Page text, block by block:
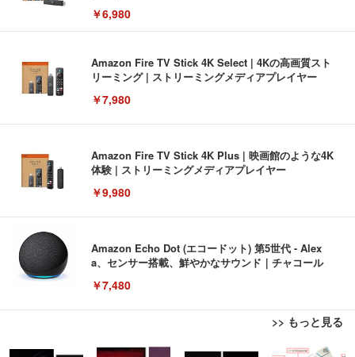
￥6,980
Amazon Fire TV Stick 4K Select | 4Kの高画質スト
リーミング | ストリーミングメディアプレイヤー
￥7,980
Amazon Fire TV Stick 4K Plus | 映画館のような4K
体験 | ストリーミングメディアプレイヤー
￥9,980
Amazon Echo Dot (エコードット) 第5世代 - Alex
a、センサー搭載、鮮やかなサウンド｜チャコール
￥7,480
>> もっと見る
[EdoErgo] オフィスチェア 椅子 テレワーク 疲れな
EIZO ビジネス向けプレミアムモニター | FlexScan